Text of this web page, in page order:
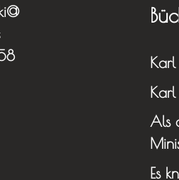
Karl
Karl
Als
Es